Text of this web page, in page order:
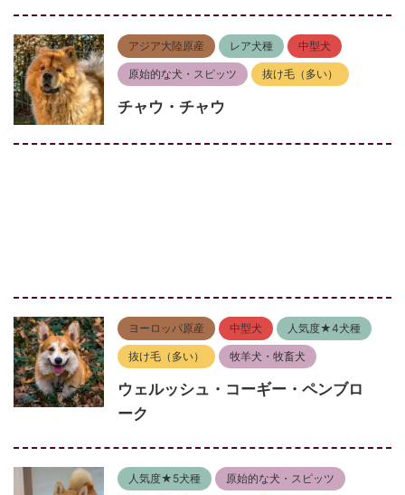
アジア大陸原産 レア犬種 中型犬
原始的な犬・スピッツ 抜け毛（多い）
チャウ・チャウ
ヨーロッパ原産 中型犬 人気度★4犬種
抜け毛（多い） 牧羊犬・牧畜犬
ウェルッシュ・コーギー・ペンブロ
ーク
人気度★5犬種 原始的な犬・スピッツ